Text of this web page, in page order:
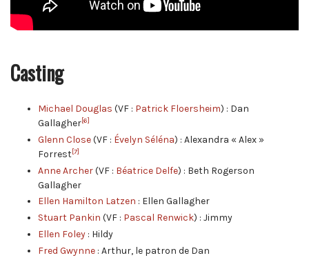
Casting
Michael Douglas (VF : Patrick Floersheim) : Dan
Gallagher[6]
Glenn Close(VF : Évelyn Séléna) : Alexandra « Alex »
Forrest[7]
Anne Archer(VF : Béatrice Delfe) : Beth Rogerson
Gallagher
Ellen Hamilton Latzen : Ellen Gallagher
Stuart Pankin (VF : Pascal Renwick) : Jimmy
Ellen Foley : Hildy
Fred Gwynne : Arthur, le patron de Dan